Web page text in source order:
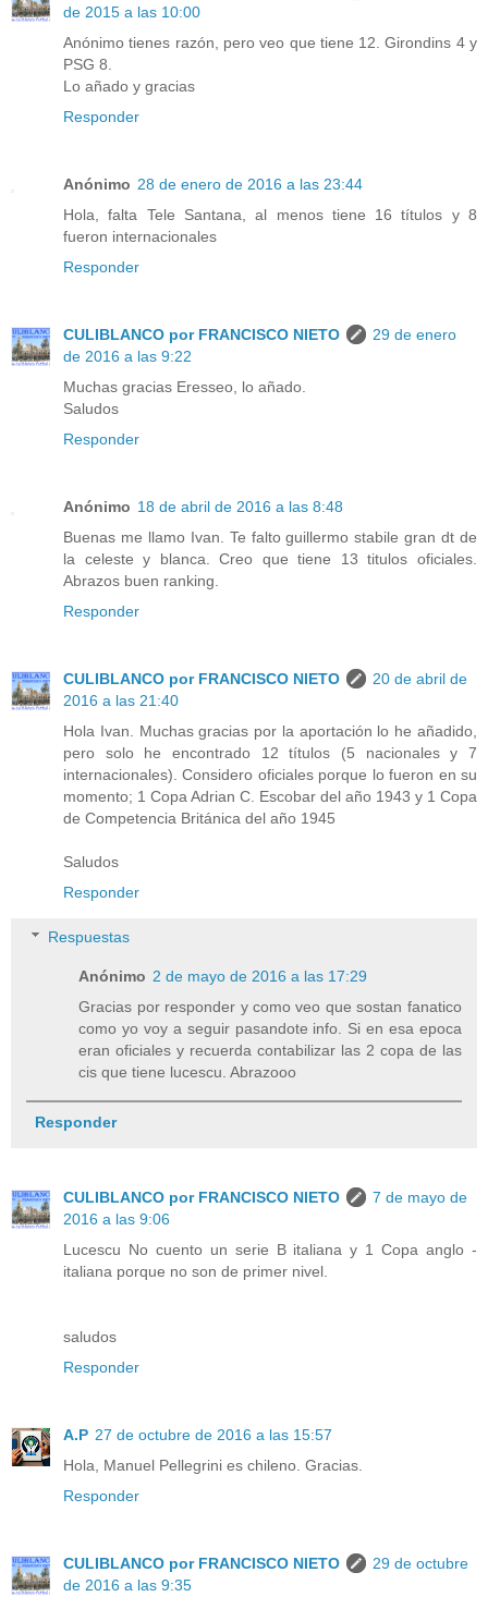
de 2015 a las 10:00
Anónimo tienes razón, pero veo que tiene 12. Girondins 4 y
PSG 8.
Lo añado y gracias
Responder
Anónimo 28 de enero de 2016 a las 23:44
Hola, falta Tele Santana, al menos tiene 16 títulos y 8
fueron internacionales
Responder
CULIBLANCO por FRANCISCO NIETO
29 de enero
de 2016 a las 9:22
Muchas gracias Eresseo, lo añado.
Saludos
Responder
Anónimo 18 de abril de 2016 a las 8:48
Buenas me llamo Ivan. Te falto guillermo stabile gran dt de
la celeste y blanca. Creo que tiene 13 titulos oficiales.
Abrazos buen ranking.
Responder
CULIBLANCO por FRANCISCO NIETO
20 de abril de
2016 a las 21:40
Hola Ivan. Muchas gracias por la aportación lo he añadido,
pero solo he encontrado 12 títulos (5 nacionales y 7
internacionales). Considero oficiales porque lo fueron en su
momento; 1 Copa Adrian C. Escobar del año 1943 y 1 Copa
de Competencia Británica del año 1945
Saludos
Responder
Respuestas
Anónimo 2 de mayo de 2016 a las 17:29
Gracias por responder y como veo que sostan fanatico
como yo voy a seguir pasandote info. Si en esa epoca
eran oficiales y recuerda contabilizar las 2 copa de las
cis que tiene lucescu. Abrazooo
Responder
CULIBLANCO por FRANCISCO NIETO
7 de mayo de
2016 a las 9:06
Lucescu No cuento un serie B italiana y 1 Copa anglo -
italiana porque no son de primer nivel.
saludos
Responder
A.P 27 de octubre de 2016 a las 15:57
Hola, Manuel Pellegrini es chileno. Gracias.
Responder
CULIBLANCO por FRANCISCO NIETO
29 de octubre
de 2016 a las 9:35